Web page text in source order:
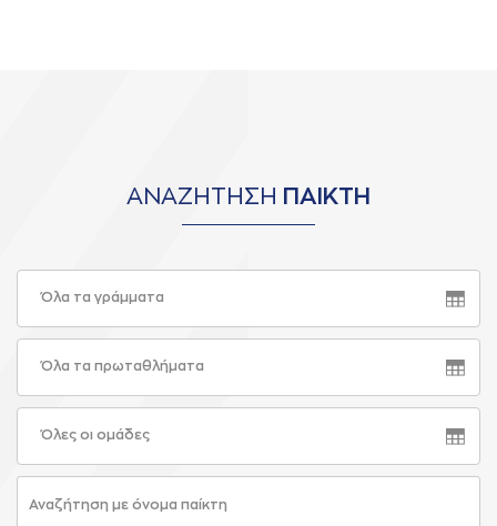
ΑΝΑΖΗΤΗΣΗ ΠΑΙΚΤΗ
Όλα τα γράμματα
Όλα τα πρωταθλήματα
Όλες οι ομάδες